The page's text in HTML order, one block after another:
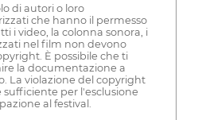
di autori o loro
che hanno il permesso
i video, la colonna sonora, i
nel film non devono
È possibile che ti
la documentazione a
La violazione del copyright
per l'esclusione
al festival.